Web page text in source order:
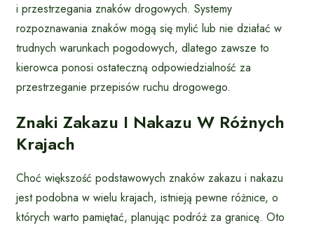
i przestrzegania znaków drogowych. Systemy
rozpoznawania znaków mogą się mylić lub nie działać w
trudnych warunkach pogodowych, dlatego zawsze to
kierowca ponosi ostateczną odpowiedzialność za
przestrzeganie przepisów ruchu drogowego.
Znaki Zakazu I Nakazu W Różnych
Krajach
Choć większość podstawowych znaków zakazu i nakazu
jest podobna w wielu krajach, istnieją pewne różnice, o
których warto pamiętać, planując podróż za granicę. Oto